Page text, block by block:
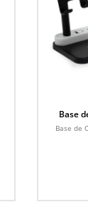
Base
Base de